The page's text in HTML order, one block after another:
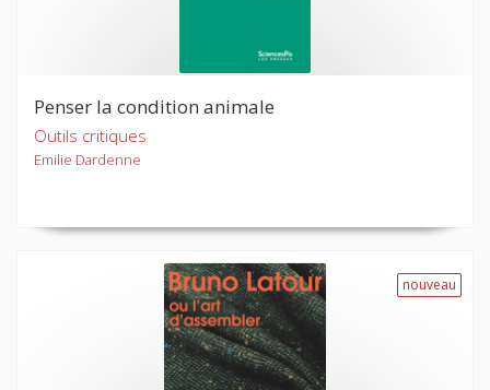
Penser la condition animale
Outils critiques
Emilie Dardenne
nouveau